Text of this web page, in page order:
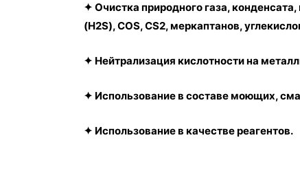
✦ Очистка природного газа,
(H2S), COS, CS2, меркаптанов,
✦ Нейтрализация кислотности на
✦ Использование в составе моющих,
✦ Использование в качестве реагентов.